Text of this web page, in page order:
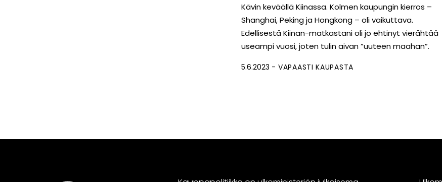
Kävin keväällä Kiinassa. Kolmen kaupungin kierros –
Shanghai, Peking ja Hongkong – oli vaikuttava.
Edellisestä Kiinan-matkastani oli jo ehtinyt vierähtää
useampi vuosi, joten tulin aivan ”uuteen maahan”.
5.6.2023 VAPAASTI KAUPASTA